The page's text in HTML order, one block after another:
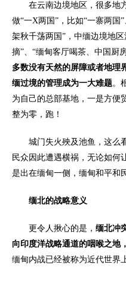
在云南边境地区，很多地
做“一X两国”，比如“一寨两国
架秋千荡两国”，中缅边境地
摘”、“缅甸客厅喝茶、中国厨
多数没有天然的屏障或者地理
缅过境的管理成为一大难题。
为自己的总部基地，一是方便
整为零，跑！
城门失火殃及池鱼，这么看
民众因此遭遇横祸，无论如何
是出在缅甸一侧，缅甸和平和
缅北的战略意义
更令人揪心的是， 缅北冲
向印度洋战略通道的咽喉之地
缅甸内战已经被称为近代世界